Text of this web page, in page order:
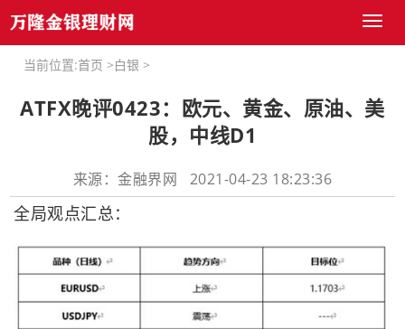
Toggle
当前位置:首页 >白银 >
ATFX晚评0423：欧元、黄金、原油、美
股，中线D1
来源：金融界网 2021-04-23 18:23:36
全局观点汇总：